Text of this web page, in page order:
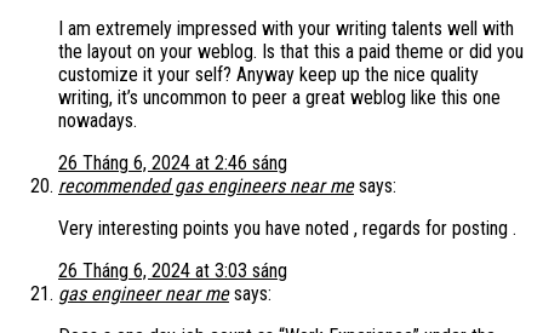
I am extremely impressed with your writing talents well with
the layout on your weblog. Is that this a paid theme or did you
customize it your self? Anyway keep up the nice quality
writing, it’s uncommon to peer a great weblog like this one
nowadays.
26 Tháng 6, 2024 at 2:46 sáng
recommended gas engineers near me says:
Very interesting points you have noted , regards for posting .
26 Tháng 6, 2024 at 3:03 sáng
gas engineer near me says: